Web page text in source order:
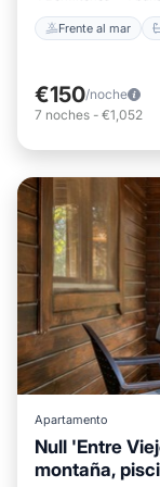
Frente al mar
€150/noche
7 noches - €1,052
Apartamento
Null 'Entre
montaña, Piscina